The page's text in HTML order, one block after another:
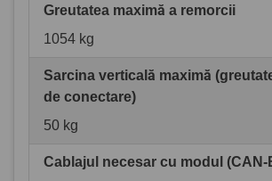
Greutatea maximă a remorcii
1054 kg
Sarcina verticală maximă
de conectare)
50 kg
Cablajul necesar cu modul (CAN-